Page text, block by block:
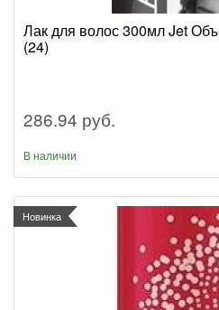
Лак для волос 300мл Jet
(24)
286.94 руб.
В наличии
Новинка